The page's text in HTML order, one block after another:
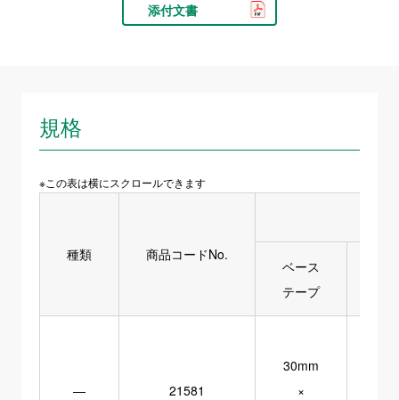
添付文書
規格
※この表は横にスクロールできます
種類 商品コードNo.
ベース
テープ
― 21581
30mm
×